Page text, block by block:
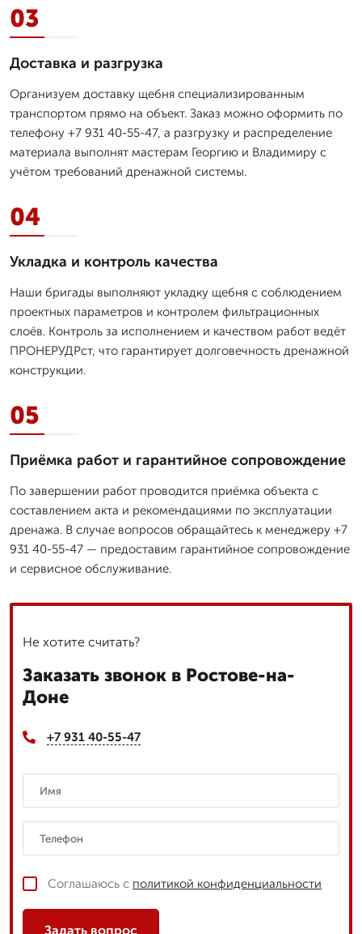
03
Доставка и разгрузка
Организуем доставку щебня специализированным
транспортом прямо на объект. Заказ можно оформить по
телефону +7 931 40-55-47, а разгрузку и распределение
материала выполнят мастерам Георгию и Владимиру с
учётом требований дренажной системы.
04
Укладка и контроль качества
Наши бригады выполняют укладку щебня с соблюдением
проектных параметров и контролем фильтрационных
слоёв. Контроль за исполнением и качеством работ ведёт
ПРОНЕРУДРст, что гарантирует долговечность дренажной
конструкции.
05
Приёмка работ и гарантийное сопровождение
По завершении работ проводится приёмка объекта с
составлением акта и рекомендациями по эксплуатации
дренажа. В случае вопросов обращайтесь к менеджеру +7
931 40-55-47 — предоставим гарантийное сопровождение
и сервисное обслуживание.
Не хотите считать?
Заказать звонок в Ростове-на-
Доне
+7 931 40-55-47
Соглашаюсь с политикой конфиденциальности
Задать вопрос